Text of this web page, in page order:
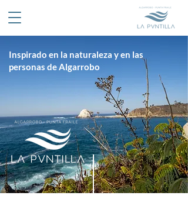
Inspirado en la naturaleza y en las
personas de Algarrobo